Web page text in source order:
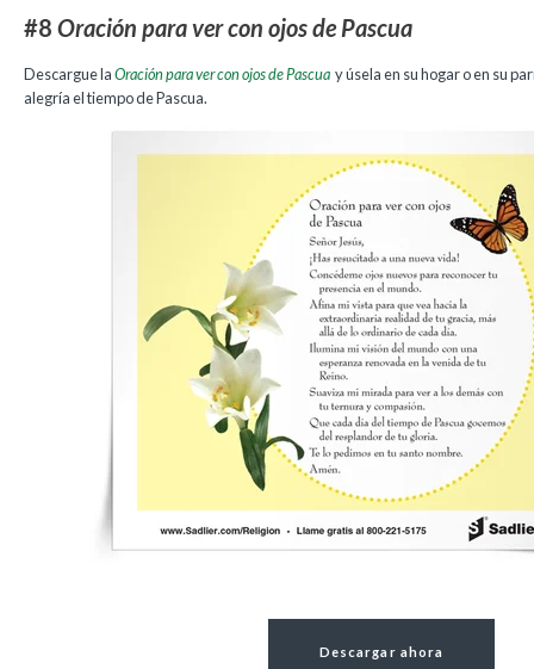
#8 Oración para ver con ojos de Pascua
Descargue laOración para ver con ojos de Pascua y úsela en su hogar o en su
alegría el tiempo de Pascua.
Descargar ahora